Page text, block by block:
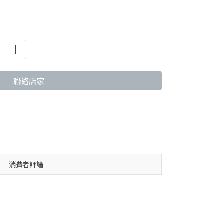
聯絡店家
消費者評論